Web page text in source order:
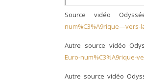
Source vidéo
num%C3%A9rique—vers-
Autre source vidéo
Euro-num%C3%A9rique-
Autre source vidéo